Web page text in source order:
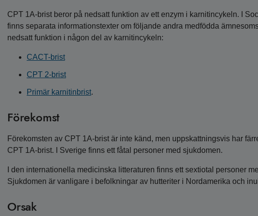
CPT 1A-brist beror på nedsatt funktion av ett enzym i karnitincykeln. I
finns separata informationstexter om följande andra medfödda
nedsatt funktion i någon del av karnitincykeln:
CACT-brist
CPT 2-brist
Primär karnitinbrist.
Förekomst
Förekomsten av CPT 1A-brist är inte känd, men uppskattningsvis har
CPT 1A-brist. I Sverige finns ett fåtal personer med sjukdomen.
I den internationella medicinska litteraturen finns ett sextiotal personer
Sjukdomen är vanligare i befolkningar av hutteriter i Nordamerika och
Orsak